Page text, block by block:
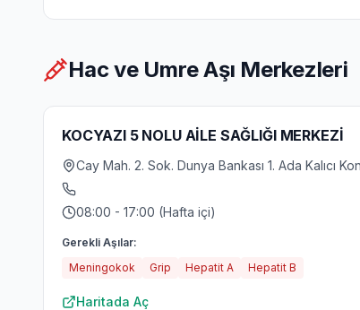
Hac ve Umre Aşı Merkezleri
KOCYAZI 5 NOLU AİLE SAĞLIĞI MERKEZİ
Cay Mah. 2. Sok. Dunya Bankası 1. Ada Kalıcı
08:00 - 17:00 (Hafta içi)
Gerekli Aşılar:
Meningokok
Grip Hepatit A Hepatit B
Haritada Aç